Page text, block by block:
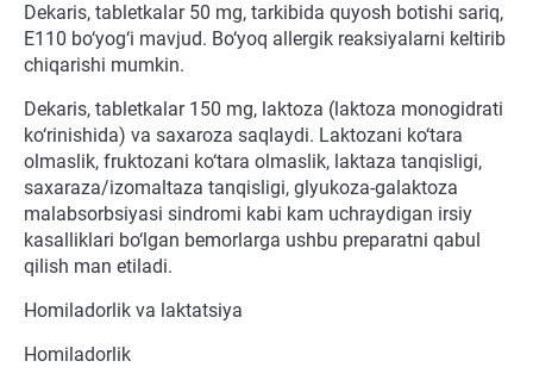
Dekaris, tabletkalar 50 mg, tarkibida quyosh botishi sariq,
E110 bo‘yog‘i mavjud. Bo‘yoq allergik reaksiyalarni keltirib
chiqarishi mumkin.
Dekaris, tabletkalar 150 mg, laktoza (laktoza monogidrati
ko‘rinishida) va saxaroza saqlaydi. Laktozani ko‘tara
olmaslik, fruktozani ko‘tara olmaslik, laktaza tanqisligi,
saxaraza/izomaltaza tanqisligi, glyukoza-galaktoza
malabsorbsiyasi sindromi kabi kam uchraydigan irsiy
kasalliklari bo‘lgan bemorlarga ushbu preparatni qabul
qilish man etiladi.
Homiladorlik va laktatsiya
Homiladorlik